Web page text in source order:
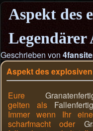
Aspekt des
Legendärer
Geschrieben von
Aspekt des
Eure
gelten als
Immer wenn Ihr
scharfmacht oder